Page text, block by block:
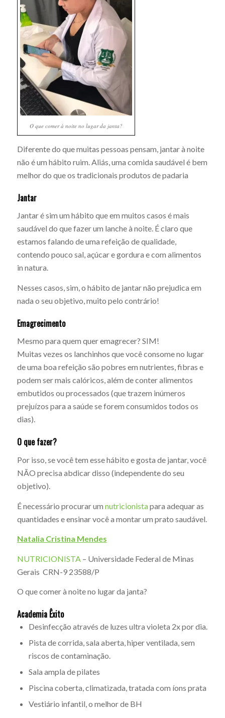
O que comer à noite no lugar da janta?
Diferente do que muitas pessoas pensam, jantar à noite
não é um hábito ruim. Aliás, uma comida saudável é bem
melhor do que os tradicionais produtos de padaria
Jantar
Jantar é sim um hábito que em muitos casos é mais
saudável do que fazer um lanche à noite. É claro que
estamos falando de uma refeição de qualidade,
contendo pouco sal, açúcar e gordura e com alimentos
in natura.
Nesses casos, sim, o hábito de jantar não prejudica em
nada o seu objetivo, muito pelo contrário!
Emagrecimento
Mesmo para quem quer emagrecer? SIM!
Muitas vezes os lanchinhos que você consome no lugar
de uma boa refeição são pobres em nutrientes, fibras e
podem ser mais calóricos, além de conter alimentos
embutidos ou processados (que trazem inúmeros
prejuízos para a saúde se forem consumidos todos os
dias).
O que fazer?
Por isso, se você tem esse hábito e gosta de jantar, você
NÃO precisa abdicar disso (independente do seu
objetivo).
É necessário procurar um nutricionistapara adequar as
quantidades e ensinar você a montar um prato saudável.
Natalia Cristina Mendes
NUTRICIONISTA – Universidade Federal de Minas
Gerais CRN-9 23588/P
O que comer à noite no lugar da janta?
Academia Êxito
Desinfecção através de luzes ultra violeta 2x por dia.
Pista de corrida, sala aberta, hiper ventilada, sem
riscos de contaminação.
Sala ampla de pilates
Piscina coberta, climatizada, tratada com íons prata
Vestiário infantil, o melhor de BH